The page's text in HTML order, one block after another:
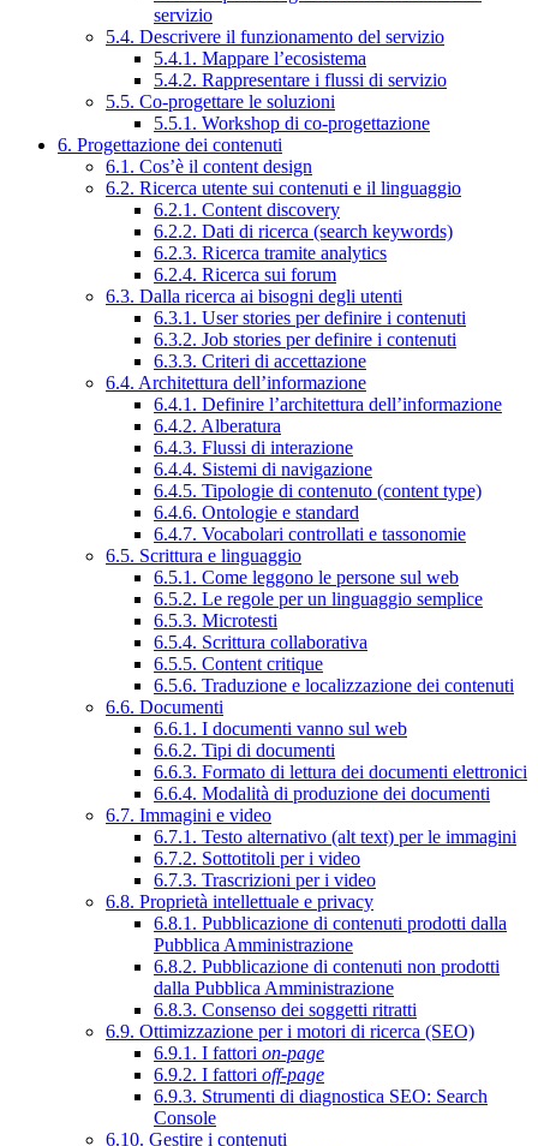
servizio
5.4. Descrivere il funzionamento del servizio
5.4.1. Mappare l’ecosistema
5.4.2. Rappresentare i flussi di servizio
5.5. Co-progettare le soluzioni
5.5.1. Workshop di co-progettazione
6. Progettazione dei contenuti
6.1. Cos’è il content design
6.2. Ricerca utente sui contenuti e il linguaggio
6.2.1. Content discovery
6.2.2. Dati di ricerca (search keywords)
6.2.3. Ricerca tramite analytics
6.2.4. Ricerca sui forum
6.3. Dalla ricerca ai bisogni degli utenti
6.3.1. User stories per definire i contenuti
6.3.2. Job stories per definire i contenuti
6.3.3. Criteri di accettazione
6.4. Architettura dell’informazione
6.4.1. Definire l’architettura dell’informazione
6.4.2. Alberatura
6.4.3. Flussi di interazione
6.4.4. Sistemi di navigazione
6.4.5. Tipologie di contenuto (content type)
6.4.6. Ontologie e standard
6.4.7. Vocabolari controllati e tassonomie
6.5. Scrittura e linguaggio
6.5.1. Come leggono le persone sul web
6.5.2. Le regole per un linguaggio semplice
6.5.3. Microtesti
6.5.4. Scrittura collaborativa
6.5.5. Content critique
6.5.6. Traduzione e localizzazione dei contenuti
6.6. Documenti
6.6.1. I documenti vanno sul web
6.6.2. Tipi di documenti
6.6.3. Formato di lettura dei documenti elettronici
6.6.4. Modalità di produzione dei documenti
6.7. Immagini e video
6.7.1. Testo alternativo (alt text) per le immagini
6.7.2. Sottotitoli per i video
6.7.3. Trascrizioni per i video
6.8. Proprietà intellettuale e privacy
6.8.1. Pubblicazione di contenuti prodotti dalla
Pubblica Amministrazione
6.8.2. Pubblicazione di contenuti non prodotti
dalla Pubblica Amministrazione
6.8.3. Consenso dei soggetti ritratti
6.9. Ottimizzazione per i motori di ricerca (SEO)
6.9.1. I fattori on-page
6.9.2. I fattori off-page
6.9.3. Strumenti di diagnostica SEO: Search
Console
6.10. Gestire i contenuti